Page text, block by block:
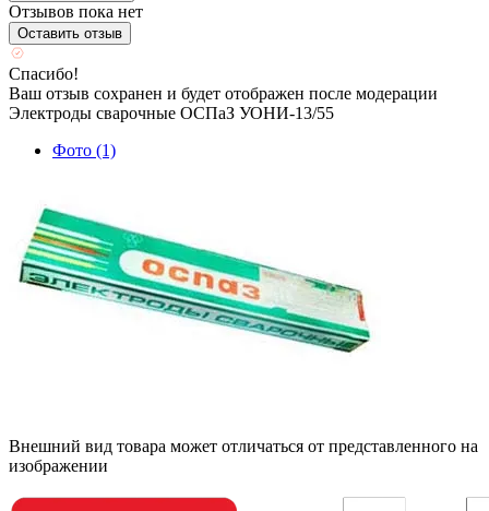
Отзывов пока нет
Оставить отзыв
Спасибо!
Ваш отзыв сохранен и будет отображен после модерации
Электроды сварочные ОСПаЗ УОНИ-13/55
Фото (1)
Внешний вид товара может отличаться от представленного на
изображении